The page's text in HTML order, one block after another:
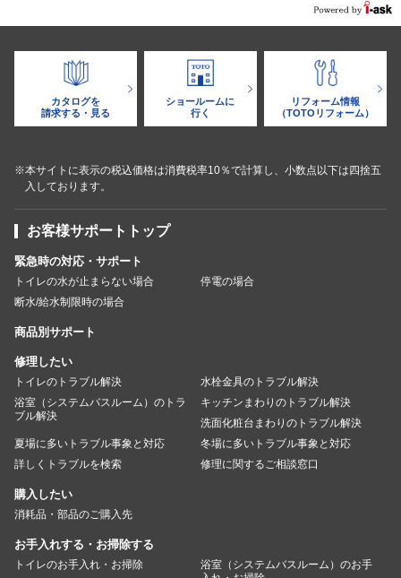
カタログを
請求する・見る
ショールームに
行く
リフォーム情報
（TOTOリフォーム）
※本サイトに表示の税込価格は消費税率10％で計算し、小数点以下は四捨五
入しております。
お客様サポートトップ
緊急時の対応・サポート
トイレの水が止まらない場合
停電の場合
断水/給水制限時の場合
商品別サポート
修理したい
トイレのトラブル解決
水栓金具のトラブル解決
浴室（システムバスルーム）のトラ
ブル解決
キッチンまわりのトラブル解決
洗面化粧台まわりのトラブル解決
夏場に多いトラブル事象と対応
冬場に多いトラブル事象と対応
詳しくトラブルを検索
修理に関するご相談窓口
購入したい
消耗品・部品のご購入先
お手入れする・お掃除する
トイレのお手入れ・お掃除
浴室（システムバスルーム）のお手